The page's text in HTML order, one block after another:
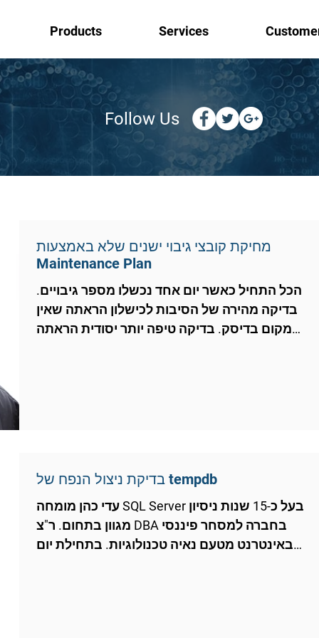
Products Services
Follow Us
מחיקת קובצי גיבוי ישנים שלא באמצעות
Maintenance Plan
הכל התחיל כאשר יום אחד נכשלו מספר גיבויים.
בדיקה מהירה של הסיבות לכישלון הראתה שאין
מקום בדיסק. בדיקה טיפה יותר יסודית הראתה
בדיקת ניצול הנפח של tempdb
עדי כהן מומחה SQL Server בעל כ-15 שנות ניסיון
מגוון בתחום. ר"צ DBA בחברה למסחר פיננסי
באינטרנט מטעם נאיה טכנולוגיות. בתחילת יום